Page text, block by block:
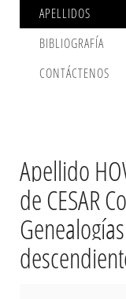
APELLIDOS
BIBLIOGRAFÍA
CONTÁCTENOS
Apellido
de CESAR